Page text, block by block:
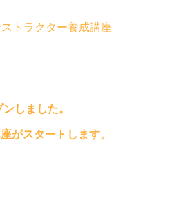
トラクター養成講座
しました。
がスタートします。